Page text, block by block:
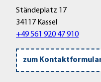
Ständeplatz 17
34117 Kassel
+49 561 920 47 910
zum